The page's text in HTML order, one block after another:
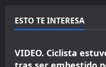
y
actuar
al
ESTO TE INTERESA
VIDEO. Ciclista